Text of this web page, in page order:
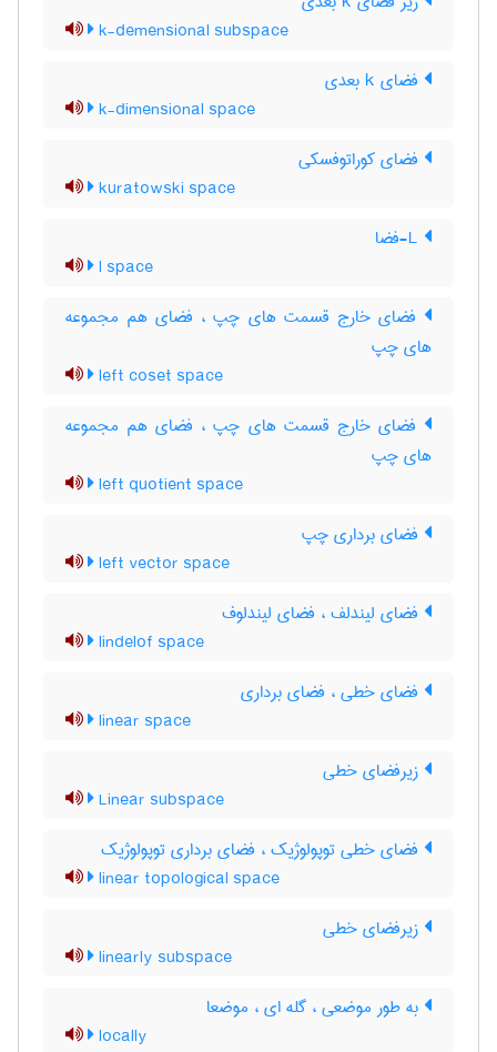
k-demensional subspace
فضای k بعدی
k-dimensional space
فضای کوراتوفسکی
kuratowski space
l space
فضای خارج قسمت های چپ ، فضای هم مجموعه
های چپ
left coset space
فضای خارج قسمت های چپ ، فضای هم مجموعه
های چپ
left quotient space
فضای برداری چپ
left vector space
فضای لیندلف ، فضای لیندلوف
lindelof space
فضای خطی ، فضای برداری
linear space
زیرفضای خطی
Linear subspace
فضای خطی توپولوژیک ، فضای برداری توپولوژیک
linear topological space
زیرفضای خطی
linearly subspace
به طور موضعی ، گله ای ، موضعا
locally